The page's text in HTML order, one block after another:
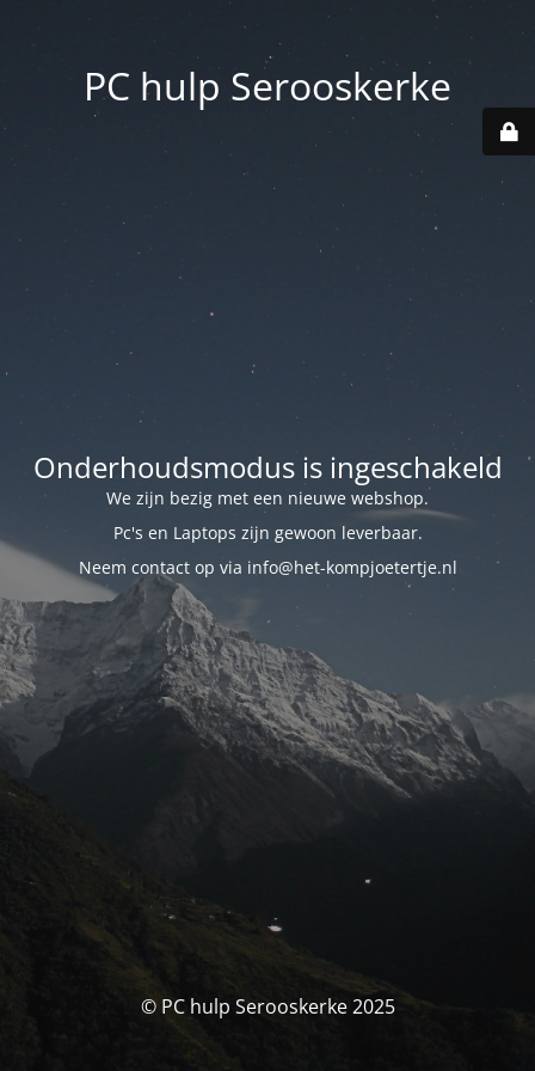
PC hulp Serooskerke
Onderhoudsmodus is ingeschakeld
We zijn bezig met een nieuwe webshop.
Pc's en Laptops zijn gewoon leverbaar.
Neem contact op via info@het-kompjoetertje.nl
© PC hulp Serooskerke 2025